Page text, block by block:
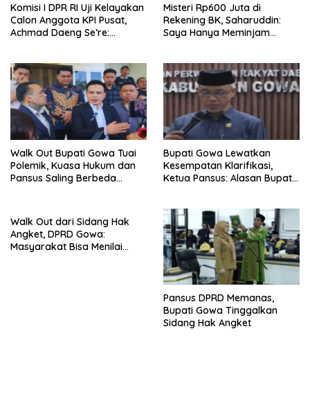
Komisi I DPR RI Uji Kelayakan
Calon Anggota KPI Pusat,
Achmad Daeng Se’re:
Misteri Rp600 Juta di
Rekening BK, Saharuddin:
Saya Hanya Meminjam
Tahap
Walk Out Bupati Gowa Tuai
Polemik, Kuasa Hukum dan
Pansus Saling Berbeda
Bupati Gowa Lewatkan
Kesempatan Klarifikasi,
Ketua Pansus: Alasan Bupati
Walk Out dari Sidang Hak
Angket, DPRD Gowa:
Masyarakat Bisa Menilai
Pansus DPRD Memanas,
Bupati Gowa Tinggalkan
Sidang Hak Angket